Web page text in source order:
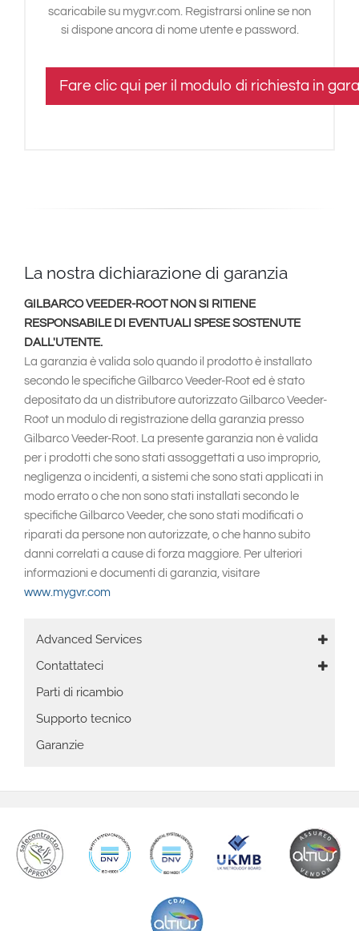
scaricabile su mygvr.com. Registrarsi online se non
si dispone ancora di nome utente e password.
Fare clic qui per il modulo di richiesta in
La nostra dichiarazione di garanzia
GILBARCO VEEDER-ROOT NON SI RITIENE
RESPONSABILE DI EVENTUALI SPESE SOSTENUTE
DALL'UTENTE.
La garanzia è valida solo quando il prodotto è installato
secondo le specifiche Gilbarco Veeder-Root ed è stato
depositato da un distributore autorizzato Gilbarco Veeder-
Root un modulo di registrazione della garanzia presso
Gilbarco Veeder-Root. La presente garanzia non è valida
per i prodotti che sono stati assoggettati a uso improprio,
negligenza o incidenti, a sistemi che sono stati applicati in
modo errato o che non sono stati installati secondo le
specifiche Gilbarco Veeder, che sono stati modificati o
riparati da persone non autorizzate, o che hanno subito
danni correlati a cause di forza maggiore. Per ulteriori
informazioni e documenti di garanzia, visitare
www.mygvr.com
Main
navigation
Advanced Services
Contattateci
Parti di ricambio
Supporto tecnico
Garanzie